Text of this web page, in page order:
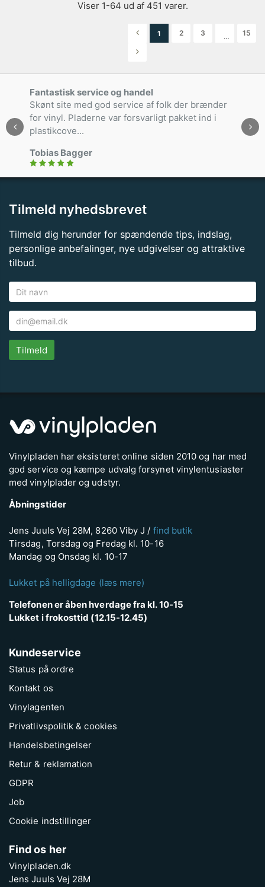
Viser 1-64 ud af 451 varer.
1 2 3 … 15
Fantastisk service og handel
Skønt site med god service af folk der brænder
for vinyl. Pladerne var forsvarligt pakket ind i
plastikcove...
Tobias Bagger
Tilmeld nyhedsbrevet
Tilmeld dig herunder for spændende tips, indslag,
personlige anbefalinger, nye udgivelser og attraktive
tilbud.
Tilmeld
Vinylpladen har eksisteret online siden 2010 og har med
god service og kæmpe udvalg forsynet vinylentusiaster
med vinylplader og udstyr.
Åbningstider
Jens Juuls Vej 28M, 8260 Viby J / find butik
Tirsdag, Torsdag og Fredag kl. 10-16
Mandag og Onsdag kl. 10-17
Lukket på helligdage (læs mere)
Telefonen er åben hverdage fra kl. 10-15
Lukket i frokosttid (12.15-12.45)
Kundeservice
Status på ordre
Kontakt os
Vinylagenten
Privatlivspolitik & cookies
Handelsbetingelser
Retur & reklamation
GDPR
Job
Cookie indstillinger
Find os her
Vinylpladen.dk
Jens Juuls Vej 28M